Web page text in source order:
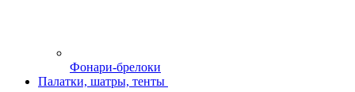
Фонари-брелоки
Палатки, шатры, тенты